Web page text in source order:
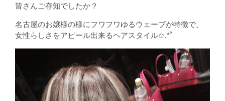
皆さんご存知でしたか？
名古屋のお嬢様の様にフワフワゆるウェーブが特徴で、
女性らしさをアピール出来るヘアスタイル✩.*˚